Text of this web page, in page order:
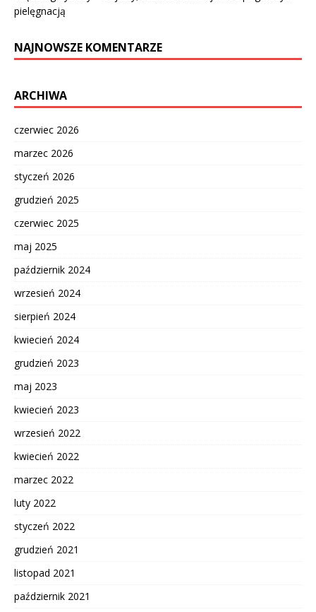
pielęgnacją
NAJNOWSZE KOMENTARZE
ARCHIWA
czerwiec 2026
marzec 2026
styczeń 2026
grudzień 2025
czerwiec 2025
maj 2025
październik 2024
wrzesień 2024
sierpień 2024
kwiecień 2024
grudzień 2023
maj 2023
kwiecień 2023
wrzesień 2022
kwiecień 2022
marzec 2022
luty 2022
styczeń 2022
grudzień 2021
listopad 2021
październik 2021